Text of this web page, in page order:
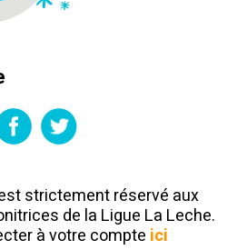
strictement réservé aux
de la Ligue La Leche.
à votre compte ici